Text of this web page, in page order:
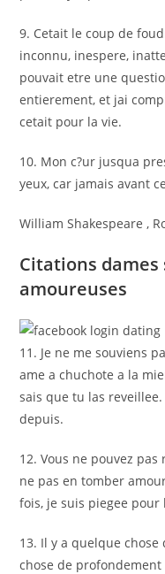
9. Cetait le coup de
inconnu, inespere,
pouvait etre une
entierement, et jai
cetait pour la vie.
10. Mon c?ur jusqua
yeux, car jamais avant
William Shakespeare ,
Citations
amoureuses
11. Je ne me souviens
ame a chuchote a la
sais que tu las
depuis.
12. Vous ne pouvez
ne pas en tomber
fois, je suis piegee pour
13. Il y a quelque
chose de